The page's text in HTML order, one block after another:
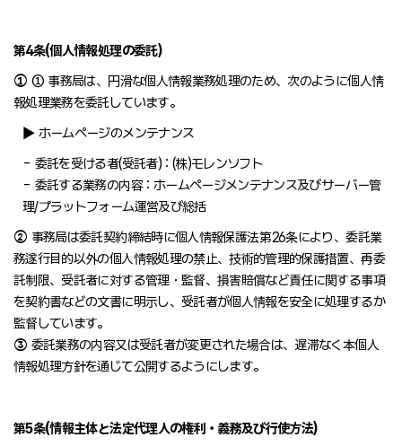
第4条(個人情報処理の委託)
① ① 事務局は、円滑な個人情報業務処理のため、次のように個人情
報処理業務を委託しています。
▶ ホームページのメンテナンス
- 委託を受ける者(受託者) : (株)モレンソフト
- 委託する業務の内容 : ホームページメンテナンス及びサーバー管
理/プラットフォーム運営及び総括
② 事務局は委託契約締結時に個人情報保護法第26条により、委託業
務遂行目的以外の個人情報処理の禁止、技術的管理的保護措置、再委
託制限、受託者に対する管理・監督、損害賠償など責任に関する事項
を契約書などの文書に明示し、受託者が個人情報を安全に処理するか
監督しています。
③ 委託業務の内容又は受託者が変更された場合は、遅滞なく本個人
情報処理方針を通じて公開するようにします。
第5条(情報主体と法定代理人の権利・義務及び行使方法)